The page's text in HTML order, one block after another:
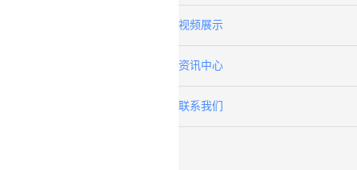
视频展示
资讯中心
联系我们